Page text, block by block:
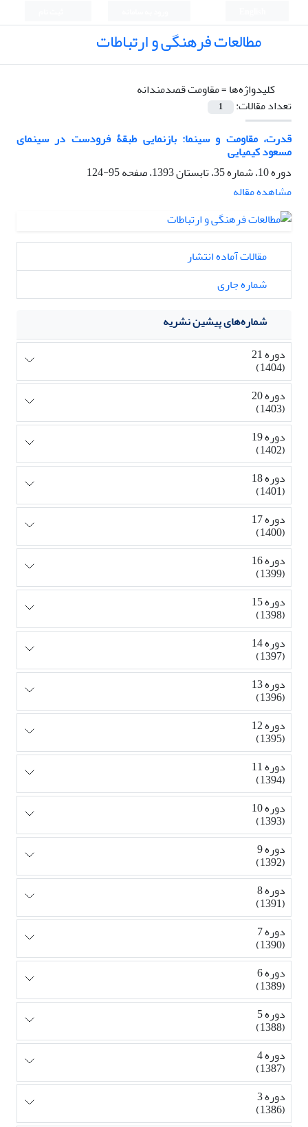
مطالعات فرهنگی و ارتباطات
کلیدواژه‌ها =مقاومت قصدمندانه
تعداد مقالات:
1
قدرت، مقاومت و سینما: بازنمایی طبقۀ فرودست در سینمای
مسعود کیمیایی
دوره 10، شماره 35، تابستان 1393، صفحه
95-124
مشاهده مقاله
مقالات آماده انتشار
شماره جاری
شماره‌های پیشین نشریه
دوره 21
(1404)
دوره 20
(1403)
دوره 19
(1402)
دوره 18
(1401)
دوره 17
(1400)
دوره 16
(1399)
دوره 15
(1398)
دوره 14
(1397)
دوره 13
(1396)
دوره 12
(1395)
دوره 11
(1394)
دوره 10
(1393)
دوره 9
(1392)
دوره 8
(1391)
دوره 7
(1390)
دوره 6
(1389)
دوره 5
(1388)
دوره 4
(1387)
دوره 3
(1386)